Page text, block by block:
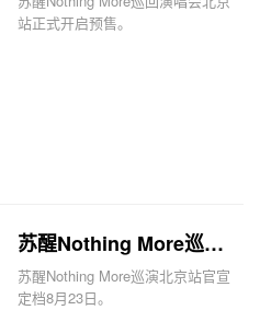
站正式开启预售。
苏醒Nothing More巡演北京站官宣定档8月23日
苏醒Nothing More巡演北京站官宣
定档8月23日。